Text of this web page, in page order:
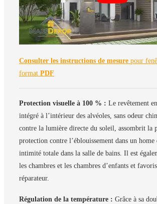
Consulter les instructions de mesure pour
format PDF
Protection visuelle à 100 % : Le revêtement
intégré à l’intérieur des alvéoles, sans odeur
contre la lumière directe du soleil, assombrit la
protection contre l’éblouissement dans un home
intimité totale dans la salle de bains. Il est
les chambres et les chambres d’enfants et
réparateur.
Régulation de la température : Grâce à sa